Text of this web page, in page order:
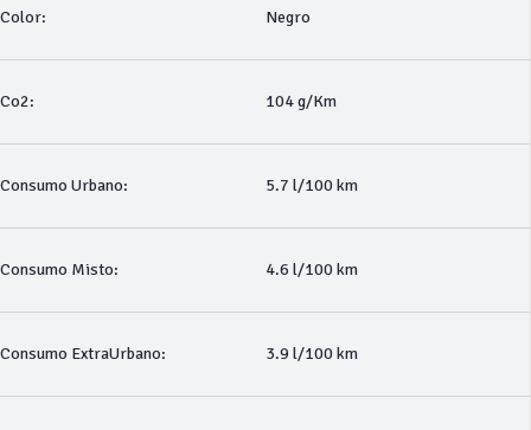
Color: Negro
Co2: 104 g/Km
Consumo Urbano: 5.7 l/100 km
Consumo Misto: 4.6 l/100 km
Consumo ExtraUrbano: 3.9 l/100 km